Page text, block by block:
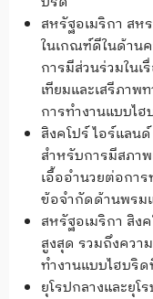
สหรัฐอเมริกา สห
ในเกณฑ์ดีในด้าน
การมีส่วนร่วมในเ
เทียมและเสรีภาพ
การทำงานแบบไฮ
สิงคโปร์ ไอร์แลน
สำหรับการมีสภา
เอื้ออำนวยต่อกา
ข้อจำกัดด้านพรม
สหรัฐอเมริกา สิง
สูงสุด รวมถึงควา
ทำงานแบบไฮบริด
ยุโรปกลางและยุ